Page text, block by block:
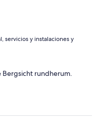
servicios y instalaciones y
Bergsicht rundherum.